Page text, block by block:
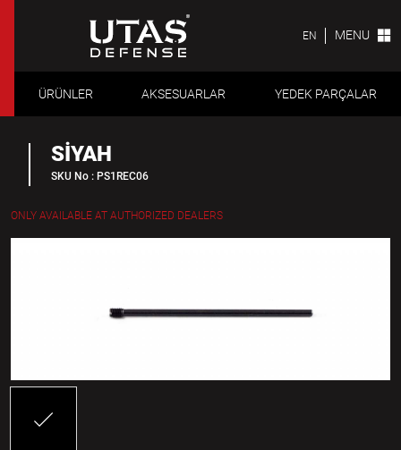
EN MENU
ÜRÜNLER AKSESUARLAR YEDEK PARÇALAR
SİYAH
SKU No : PS1REC06
ONLY AVAILABLE AT AUTHORIZED DEALERS